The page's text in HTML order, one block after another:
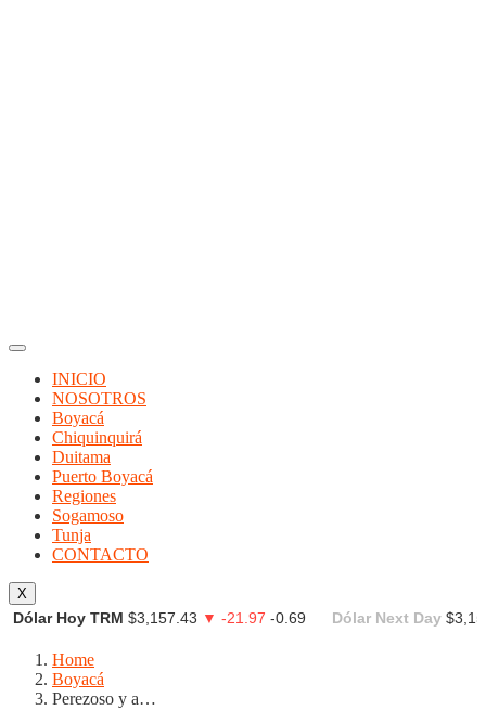
INICIO
NOSOTROS
Boyacá
Chiquinquirá
Duitama
Puerto Boyacá
Regiones
Sogamoso
Tunja
CONTACTO
X
Dólar Hoy TRM $3,157.43 ▼ -21.97 -0.69 Dólar Next Day
Home
Boyacá
Perezoso y a…